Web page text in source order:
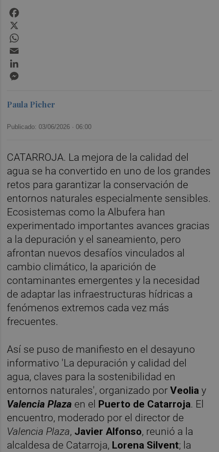
Paula Picher
Publicado: 03/06/2026 ·06:00
CATARROJA. La mejora de la calidad del
agua se ha convertido en uno de los grandes
retos para garantizar la conservación de
entornos naturales especialmente sensibles.
Ecosistemas como la Albufera han
experimentado importantes avances gracias
a la depuración y el saneamiento, pero
afrontan nuevos desafíos vinculados al
cambio climático, la aparición de
contaminantes emergentes y la necesidad
de adaptar las infraestructuras hídricas a
fenómenos extremos cada vez más
frecuentes.
Así se puso de manifiesto en el desayuno
informativo 'La depuración y calidad del
agua, claves para la sostenibilidad en
entornos naturales', organizado porVeolia y
Valencia Plaza en el Puerto de Catarroja. El
encuentro, moderado por el director de
Valencia Plaza, Javier Alfonso, reunió a la
alcaldesa de Catarroja, Lorena Silvent; la